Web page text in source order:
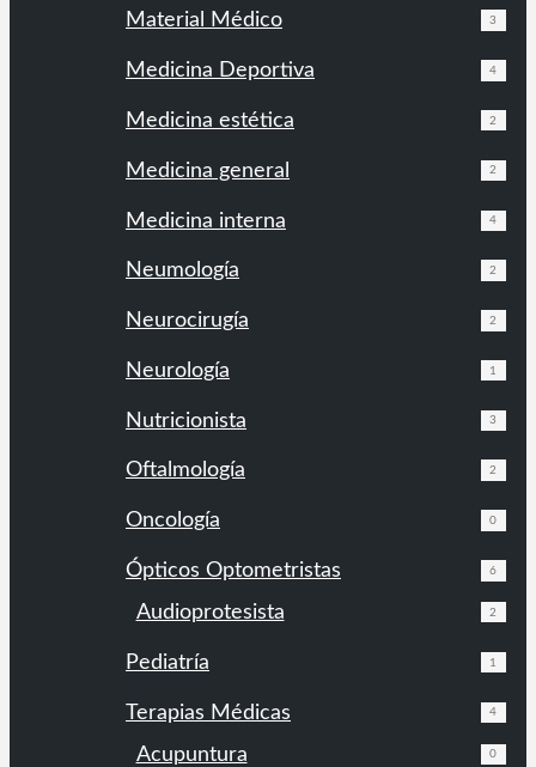
Material Médico 3
Medicina Deportiva 4
Medicina estética 2
Medicina general 2
Medicina interna 4
Neumología 2
Neurocirugía 2
Neurología 1
Nutricionista 3
Oftalmología 2
Oncología 0
Ópticos Optometristas 6
Audioprotesista 2
Pediatría 1
Terapias Médicas 4
Acupuntura 0